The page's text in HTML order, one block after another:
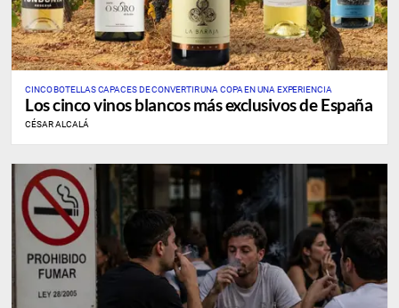
CINCO BOTELLAS CAPACES DE CONVERTIR UNA COPA EN UNA EXPERIENCIA
Los cinco vinos blancos más exclusivos de España
CÉSAR ALCALÁ